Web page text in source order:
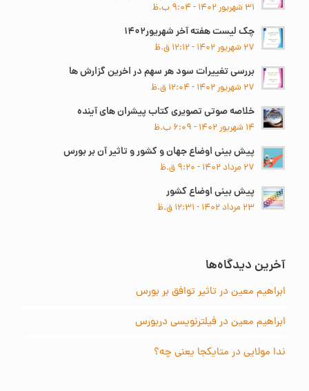
۳۱ شهریور ۱۴۰۲ - ۹:۰۴ ب.ظ
چک لیست هفته آخر شهریور۱۴۰۲
۲۷ شهریور ۱۴۰۲ - ۱۲:۱۲ ق.ظ
بررسی تغییرات سود هر سهم در اخرین گزارش ها
۲۷ شهریور ۱۴۰۲ - ۱۲:۰۴ ق.ظ
خلاصه صوتی تصویری کتاب پیشران های آینده
۱۴ شهریور ۱۴۰۲ - ۶:۰۹ ب.ظ
پیش بینی اوضاع جهان و کشور و تاثیر آن بر بورس
۲۷ مرداد ۱۴۰۲ - ۹:۲۰ ق.ظ
پیش بینی اوضاع کشور
۲۳ مرداد ۱۴۰۲ - ۱۲:۳۱ ق.ظ
آخرین دیدگاه‌ها
ابراهیم معیندرتاثیر توافق بر بورس
ابراهیم معیندرفیلترنویسی دربورس
ندا مولاییدر متایکجا یعنی چه؟